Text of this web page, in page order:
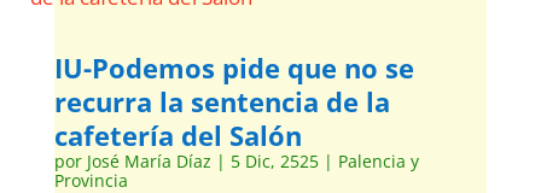
IU-Podemos pide que no se
recurra la sentencia de la
cafetería del Salón
por José María Díaz | 5 Dic, 2525| Palencia y
Provincia